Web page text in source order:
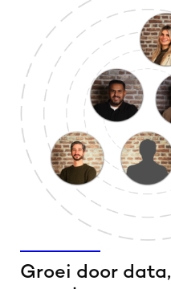
Groei door data,